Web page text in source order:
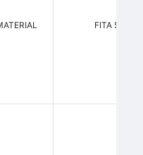
FITA 5M